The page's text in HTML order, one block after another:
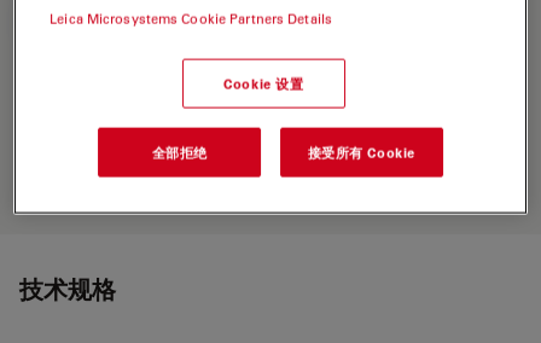
索取报价
Discover the perfect solution. Explore
ourObjective Finder, compare
alternatives, and find the best fit for
your needs.
技术规格
Leica Microsystems Cookie Partners Details
Cookie 设置
全部拒绝 接受所有 Cookie